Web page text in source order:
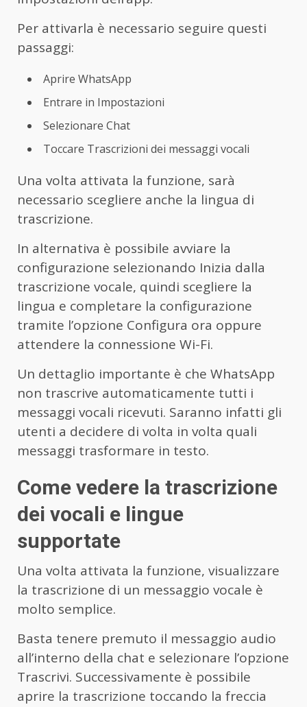
Per attivarla è necessario seguire questi
passaggi:
Aprire WhatsApp
Entrare in Impostazioni
Selezionare Chat
Toccare Trascrizioni dei messaggi vocali
Una volta attivata la funzione, sarà
necessario scegliere anche la lingua di
trascrizione.
In alternativa è possibile avviare la
configurazione selezionando Inizia dalla
trascrizione vocale, quindi scegliere la
lingua e completare la configurazione
tramite l’opzione Configura ora oppure
attendere la connessione Wi-Fi.
Un dettaglio importante è che WhatsApp
non trascrive automaticamente tutti i
messaggi vocali ricevuti. Saranno infatti gli
utenti a decidere di volta in volta quali
messaggi trasformare in testo.
Come vedere la trascrizione
dei vocali e lingue
supportate
Una volta attivata la funzione, visualizzare
la trascrizione di un messaggio vocale è
molto semplice.
Basta tenere premuto il messaggio audio
all’interno della chat e selezionare l’opzione
Trascrivi. Successivamente è possibile
aprire la trascrizione toccando la freccia